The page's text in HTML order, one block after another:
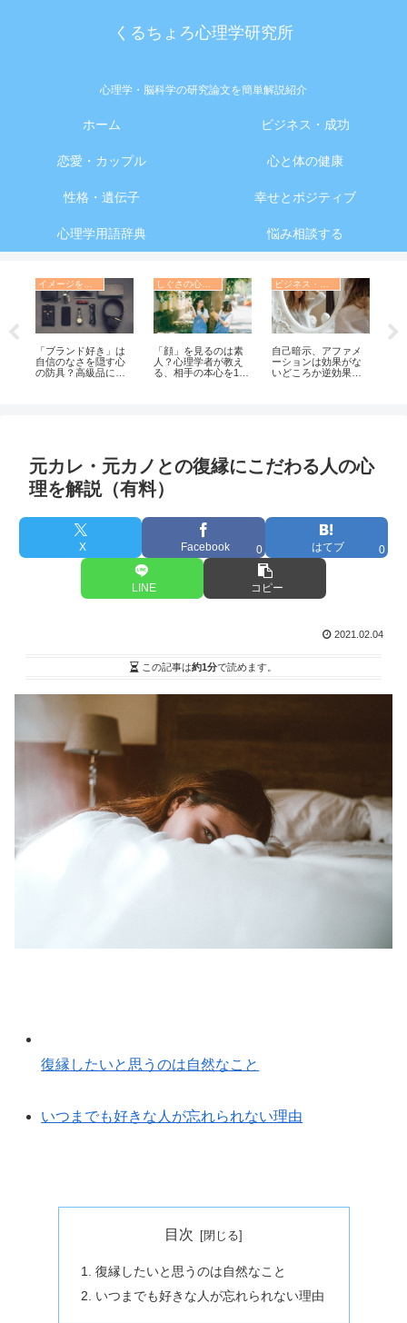
くるちょろ心理学研究所
心理学・脳科学の研究論文を簡単解説紹介
ホーム ビジネス・成功
恋愛・カップル 心と体の健康
性格・遺伝子 幸せとポジティブ
心理学用語辞典 悩み相談する
「ブランド好き」は
自信のなさを隠す心
の防具？高級品に依
しぐさの心理学
「顔」を見るのは素
人？心理学者が教え
る、相手の本心を10
自己暗示、アファメ
ーションは効果がな
いどころか逆効果だ
元カレ・元カノとの復縁にこだわる人の心
理を解説（有料）
X Facebook 0 はてブ 0
LINE コピー
2021.02.04
この記事は約1分で読めます。
復縁したいと思うのは自然なこと
いつまでも好きな人が忘れられない理由
目次
復縁したいと思うのは自然なこと
いつまでも好きな人が忘れられない理由